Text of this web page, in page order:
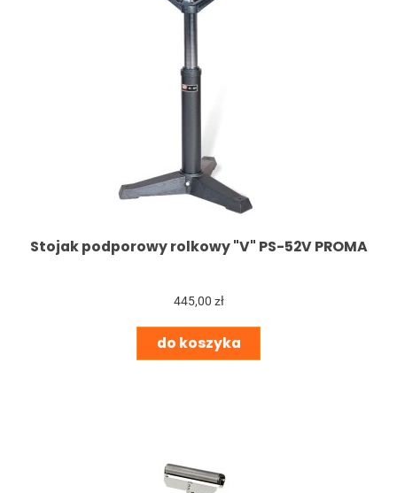
Stojak podporowy rolkowy "V" PS-52V PROMA
445,00 zł
do koszyka